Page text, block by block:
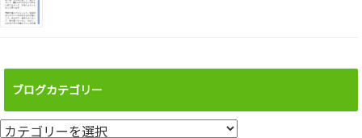
ブログカテゴリー
ブ